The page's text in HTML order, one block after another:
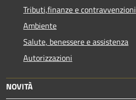
Tributi,finanze e contravvenzioni
Ambiente
Salute, benessere e assistenza
Autorizzazioni
NOVITÀ